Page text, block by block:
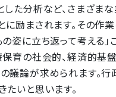
た分析など、さまざま
励まされます。その作
姿に立ち返って考える」
保育の社会的、経済的基
議論が求められます。
たいと思います。